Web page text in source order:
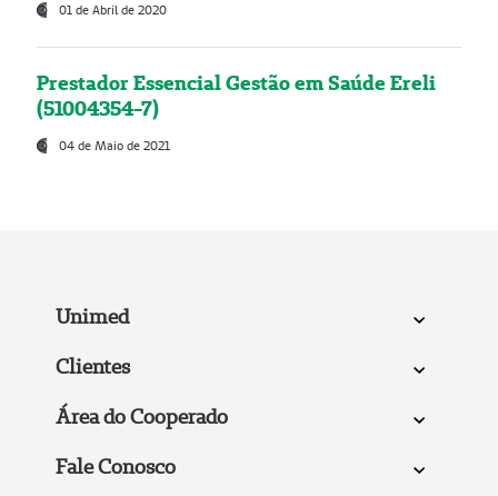
01 de Abril de 2020
Prestador Essencial Gestão em Saúde Ereli
(51004354-7)
04 de Maio de 2021
Unimed
Clientes
Área do Cooperado
Fale Conosco